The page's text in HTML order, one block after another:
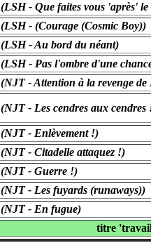
(LSH - Que faites vous 'après'
(LSH - (Courage (Cosmic Boy))
(LSH - Au bord du néant)
(LSH - Pas l'ombre d'une
(NJT - Attention à la revenge
(NJT - Les cendres aux cendres
(NJT - Enlèvement !)
(NJT - Citadelle attaquez !)
(NJT - Guerre !)
(NJT - Les fuyards (runaways))
(NJT - En fugue)
titre